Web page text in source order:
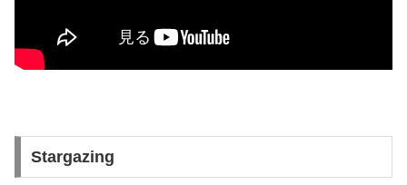
Stargazing